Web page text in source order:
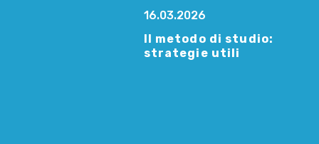
16.03.2026
Il metodo di studio:
strategie utili